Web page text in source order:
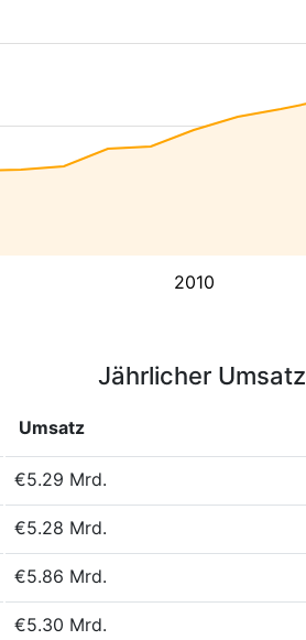
2010
Jährlicher Umsatz
Umsatz
€5.29 Mrd.
€5.28 Mrd.
€5.86 Mrd.
€5.30 Mrd.